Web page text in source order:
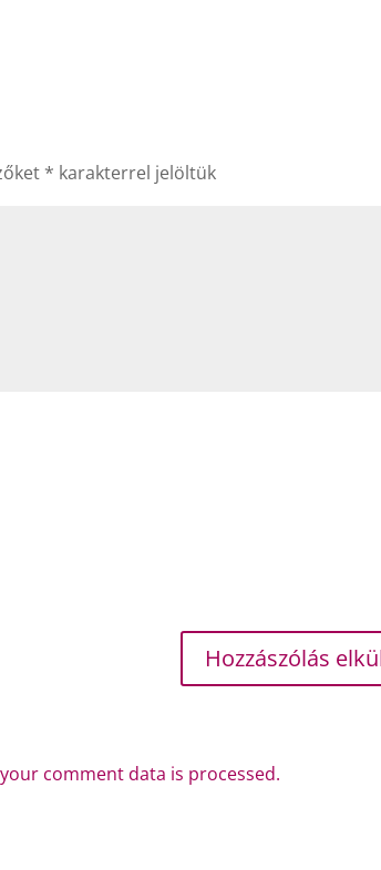
* karakterrel jelöltük
comment data is processed.